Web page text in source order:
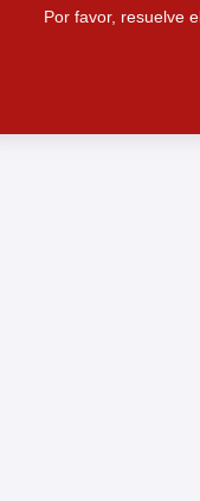
Por favor, resuelve